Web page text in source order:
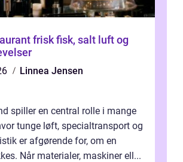
salt luft og
Linnea Jensen
spiller en central rolle i mange
tunge løft, specialtransport og
er afgørende for, om en
Når materialer, maskiner ell...